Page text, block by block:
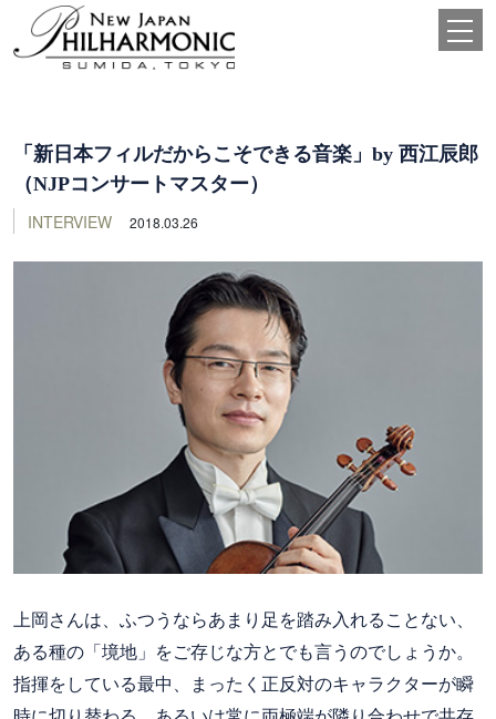
「新日本フィルだからこそできる音楽」by 西江辰郎
（NJPコンサートマスター）
INTERVIEW
2018.03.26
上岡さんは、ふつうならあまり足を踏み入れることない、
ある種の「境地」をご存じな方とでも言うのでしょうか。
指揮をしている最中、まったく正反対のキャラクターが瞬